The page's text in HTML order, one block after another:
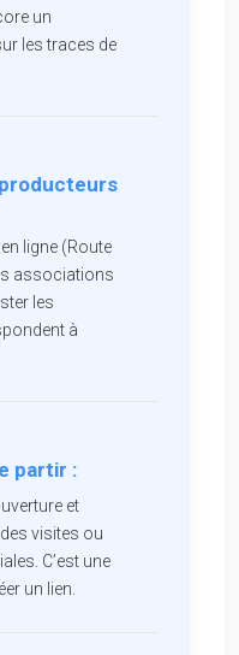
un
les traces de
ligne (Route
associations
les
à
partir :
et
visites ou
C’est une
un lien.